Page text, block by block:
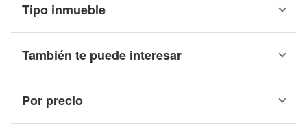
Tipo inmueble
También te puede interesar
Por precio